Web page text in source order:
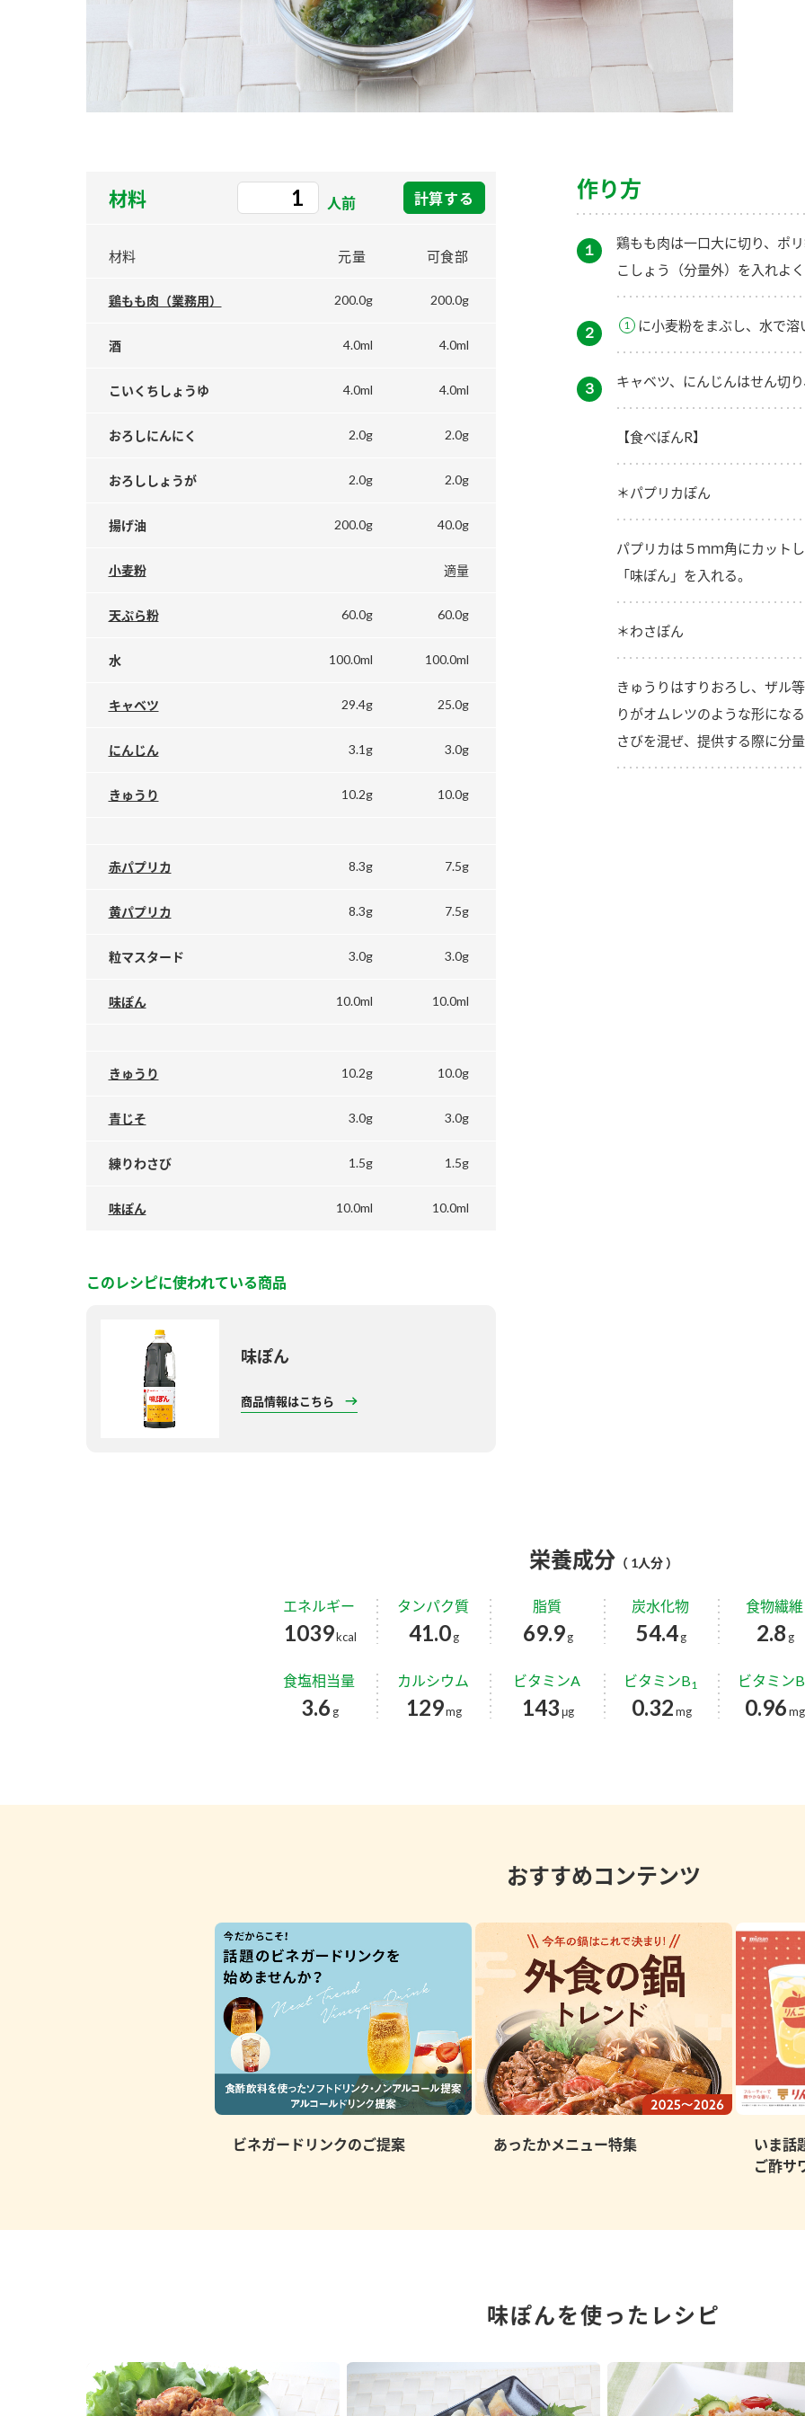
材料 人前 計算する
材料 元量 可食部
鶏もも肉（業務用） 200.0g 200.0g
酒 4.0ml 4.0ml
こいくちしょうゆ 4.0ml 4.0ml
おろしにんにく 2.0g 2.0g
おろししょうが 2.0g 2.0g
揚げ油 200.0g 40.0g
小麦粉 適量
天ぷら粉 60.0g 60.0g
水 100.0ml 100.0ml
キャベツ 29.4g 25.0g
にんじん 3.1g 3.0g
きゅうり 10.2g 10.0g
赤パプリカ 8.3g 7.5g
黄パプリカ 8.3g 7.5g
粒マスタード 3.0g 3.0g
味ぽん 10.0ml 10.0ml
きゅうり 10.2g 10.0g
青じそ 3.0g 3.0g
練りわさび 1.5g 1.5g
味ぽん 10.0ml 10.0ml
このレシピに使われている商品
味ぽん
商品情報はこちら
作り方
１
鶏もも肉は一口大に切り、ポ
こしょう（分量外）を入れよ
２ に小麦粉をまぶし、水で
３ キャベツ、にんじんはせん切
【食べぽんR】
＊パプリカぽん
パプリカは５ｍｍ角にカット
「味ぽん」を入れる。
＊わさぽん
きゅうりはすりおろし、ザル
りがオムレツのような形にな
さびを混ぜ、提供する際に分
栄養成分 （ 1人分 ）
エネルギー
1039kcal
タンパク質
41.0g
脂質
69.9 g
炭水化物
54.4g
食物繊維
2.8 g
食塩相当量
3.6 g
カルシウム
129mg
ビタミンA
143μg
ビタミンB1
0.32mg
ビタミンB
0.96 mg
おすすめコンテンツ
ビネガードリンクのご提案 あったかメニュー特集
いま話
ご酢サ
味ぽんを使ったレシピ